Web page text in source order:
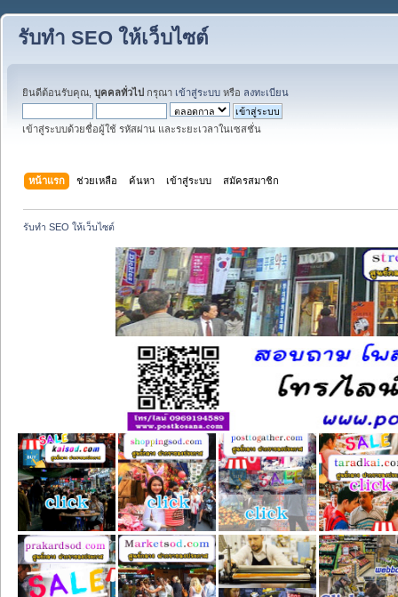
รับทำ SEO ให้เว็บไซต์
ยินดีต้อนรับคุณ, บุคคลทั่วไป กรุณา เข้าสู่ระบบ หรือ ลงทะเบียน
เข้าสู่ระบบด้วยชื่อผู้ใช้ รหัสผ่าน และระยะเวลาในเซสชั่น
หน้าแรก ช่วยเหลือ ค้นหา เข้าสู่ระบบ สมัครสมาชิก
รับทำ SEO ให้เว็บไซต์